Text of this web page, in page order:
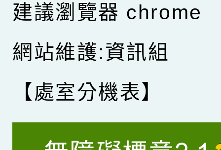
建議瀏覽器 chrome
網站維護:資訊組
【處室分機表】